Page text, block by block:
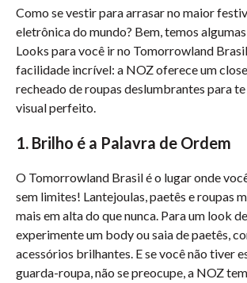
Como se vestir para arrasar no maior
eletrônica do mundo? Bem, temos
Looks para você ir no Tomorrowland
facilidade incrível: a NOZ oferece um
recheado de roupas deslumbrantes para
visual perfeito.
1. Brilho é a Palavra de Ordem
O Tomorrowland Brasil é o lugar onde
sem limites! Lantejoulas, paetês e roupas
mais em alta do que nunca. Para um look
experimente um body ou saia de paetês,
acessórios brilhantes. E se você não tiver
guarda-roupa, não se preocupe, a NOZ